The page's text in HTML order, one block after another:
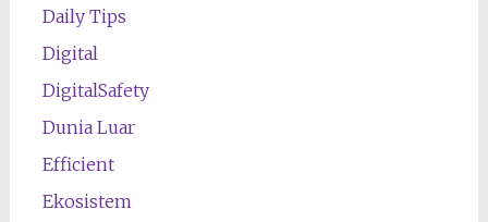
Daily Tips
Digital
DigitalSafety
Dunia Luar
Efficient
Ekosistem